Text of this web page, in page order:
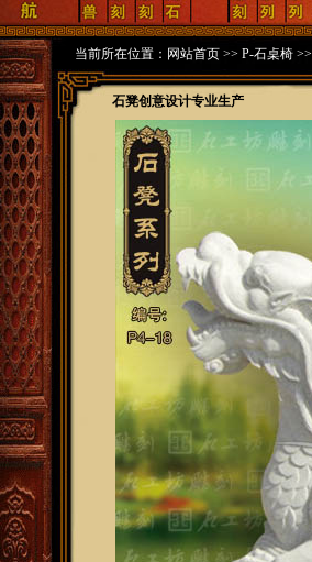
当前所在位置： 网站首页>> P-石桌椅>>
石凳创意设计专业生产